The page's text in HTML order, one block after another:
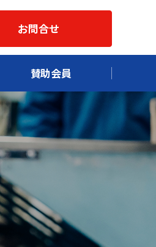
お問合せ
賛助会員